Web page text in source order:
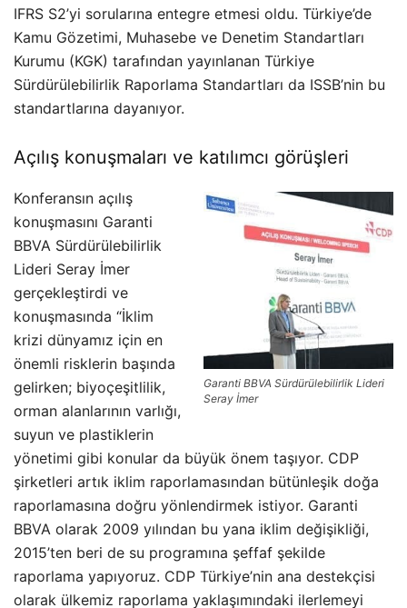
IFRS S2’yi sorularına entegre etmesi oldu. Türkiye’de
Kamu Gözetimi, Muhasebe ve Denetim Standartları
Kurumu (KGK) tarafından yayınlanan Türkiye
Sürdürülebilirlik Raporlama Standartları da ISSB’nin bu
standartlarına dayanıyor.
Açılış konuşmaları ve katılımcı görüşleri
Garanti BBVA Sürdürülebilirlik Lideri
Seray İmer
Konferansın açılış
konuşmasını Garanti
BBVA Sürdürülebilirlik
Lideri Seray İmer
gerçekleştirdi ve
konuşmasında “İklim
krizi dünyamız için en
önemli risklerin başında
gelirken; biyoçeşitlilik,
orman alanlarının varlığı,
suyun ve plastiklerin
yönetimi gibi konular da büyük önem taşıyor. CDP
şirketleri artık iklim raporlamasından bütünleşik doğa
raporlamasına doğru yönlendirmek istiyor. Garanti
BBVA olarak 2009 yılından bu yana iklim değişikliği,
2015’ten beri de su programına şeffaf şekilde
raporlama yapıyoruz. CDP Türkiye’nin ana destekçisi
olarak ülkemiz raporlama yaklaşımındaki ilerlemeyi